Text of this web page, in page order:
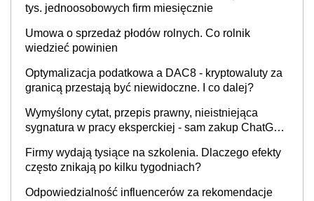
tys. jednoosobowych firm miesięcznie
Umowa o sprzedaż płodów rolnych. Co rolnik
wiedzieć powinien
Optymalizacja podatkowa a DAC8 - kryptowaluty za
granicą przestają być niewidoczne. I co dalej?
Wymyślony cytat, przepis prawny, nieistniejąca
sygnatura w pracy eksperckiej - sam zakup ChatGPT
Firmy wydają tysiące na szkolenia. Dlaczego efekty
często znikają po kilku tygodniach?
Odpowiedzialność influencerów za rekomendacje